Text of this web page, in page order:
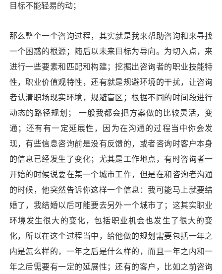
目标不能轻易的动；
那么整个一个咨询过程，其实就是我来帮助咨询和来寻找
一个困惑的根源；随后以未来目标为导向。为切入点，来
进行一些要素和匹配和构建；挖掘出咨询者的职业技能特
性，职业价值观特性，还有就是规避环境的干扰，让咨询
者认清职场现实环境，规避盲区；根据不同的时间段进行
动态的路径规划； 一般我都会把方案做的比较灵活，变
通；还有有一定延展性，因为在沟通的过程当中你会发
现，有些信息咨询前是没有反馈的，或者咨询时客户本身
的信息已经发生了变化；尤其是工作地点，有时咨询者一
开始的时候说要在某一个城市工作，但是在和咨询者沟通
的时候，他突然告诉你这样一个信息：我可能马上就要结
婚了，我结婚以后可能要去另外一个城市了；这其实职业
环境发生很大的变化，包括职业机会也发生了很大的变
化，所以在这个过程当中，给他做的规划需要包括一年之
内是怎么样的，一年之后是什么样的，而且一年之内和一
年之后需要有一定的延展性；还有的客户，比如之前咨询